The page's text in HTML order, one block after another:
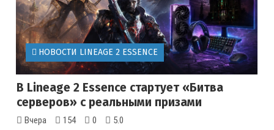
НОВОСТИ LINEAGE 2 ESSENCE
В Lineage 2 Essence стартует «Битва
серверов» с реальными призами
Вчера 154 0 5.0